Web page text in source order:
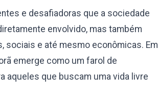
e desafiadoras que a sociedade
envolvido, mas também
e até mesmo econômicas. Em
emerge como um farol de
aqueles que buscam uma vida livre